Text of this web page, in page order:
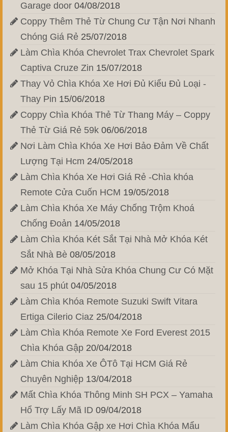
Garage door 04/08/2018
Coppy Thêm Thẻ Từ Chung Cư Tận Nơi Nhanh
Chóng Giá Rẻ 25/07/2018
Làm Chìa Khóa Chevrolet Trax Chevrolet Spark
Captiva Cruze Zin 15/07/2018
Thay Vỏ Chìa Khóa Xe Hơi Đủ Kiểu Đủ Loại -
Thay Pin 15/06/2018
Coppy Chìa Khóa Thẻ Từ Thang Máy – Coppy
Thẻ Từ Giá Rẻ 59k 06/06/2018
Nơi Làm Chìa Khóa Xe Hơi Bảo Đảm Về Chất
Lượng Tại Hcm 24/05/2018
Làm Chìa Khóa Xe Hơi Giá Rẻ -Chìa khóa
Remote Cửa Cuốn HCM 19/05/2018
Làm Chìa Khóa Xe Máy Chống Trộm Khoá
Chống Đoản 14/05/2018
Làm Chìa Khóa Két Sắt Tại Nhà Mở Khóa Két
Sắt Nhà Bè 08/05/2018
Mở Khóa Tại Nhà Sửa Khóa Chung Cư Có Mặt
sau 15 phút 04/05/2018
Làm Chìa Khóa Remote Suzuki Swift Vitara
Ertiga Cilerio Ciaz 25/04/2018
Làm Chìa Khóa Remote Xe Ford Everest 2015
Chìa Khóa Gập 20/04/2018
Làm Chia Khóa Xe ÔTô Tại HCM Giá Rẻ
Chuyên Nghiệp 13/04/2018
Mất Chìa Khóa Thông Minh SH PCX – Yamaha
Hổ Trợ Lấy Mã ID 09/04/2018
Làm Chìa Khóa Gập xe Hơi Chìa Khóa Mẩu